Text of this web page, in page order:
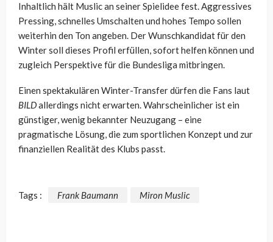
Inhaltlich hält Muslic an seiner Spielidee fest. Aggressives
Pressing, schnelles Umschalten und hohes Tempo sollen
weiterhin den Ton angeben. Der Wunschkandidat für den
Winter soll dieses Profil erfüllen, sofort helfen können und
zugleich Perspektive für die Bundesliga mitbringen.
Einen spektakulären Winter-Transfer dürfen die Fans laut
BILDallerdings nicht erwarten. Wahrscheinlicher ist ein
günstiger, wenig bekannter Neuzugang – eine
pragmatische Lösung, die zum sportlichen Konzept und zur
finanziellen Realität des Klubs passt.
Tags : Frank Baumann Miron Muslic